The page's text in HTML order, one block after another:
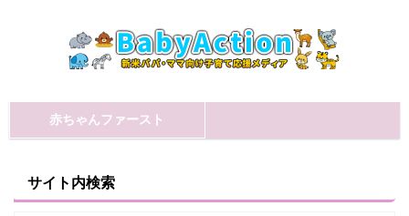
赤ちゃんファースト
サイト内検索